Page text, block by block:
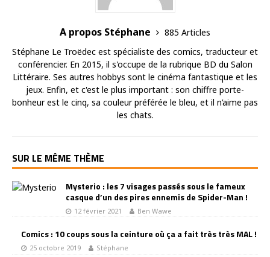
A propos Stéphane
885 Articles
Stéphane Le Troëdec est spécialiste des comics, traducteur et
conférencier. En 2015, il s'occupe de la rubrique BD du Salon
Littéraire. Ses autres hobbys sont le cinéma fantastique et les
jeux. Enfin, et c'est le plus important : son chiffre porte-
bonheur est le cinq, sa couleur préférée le bleu, et il n’aime pas
les chats.
SUR LE MÊME THÈME
Mysterio : les 7 visages passés sous le fameux
casque d’un des pires ennemis de Spider-Man !
12 février 2021 Ben Wawe
Comics : 10 coups sous la ceinture où ça a fait très très MAL !
25 octobre 2019 Stéphane